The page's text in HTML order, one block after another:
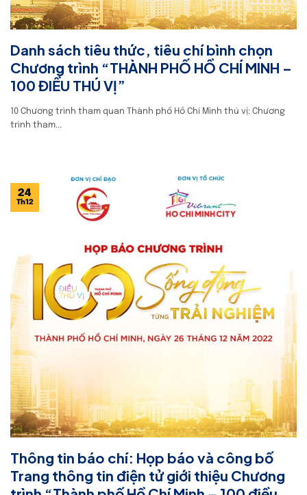
Danh sách tiêu thức, tiêu chí bình chọn
Chương trình “THÀNH PHỐ HỒ CHÍ MINH –
100 ĐIỀU THÚ VỊ”
10 Chương trình tham quan Thành phố Hồ Chí Minh thú vị: Chương
trình tham...
Thông tin báo chí: Họp báo và công bố
Trang thông tin điện tử giới thiệu Chương
24
Th12